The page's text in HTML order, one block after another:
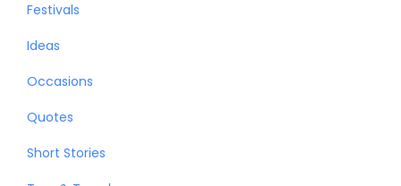
Festivals
Ideas
Occasions
Quotes
Short Stories